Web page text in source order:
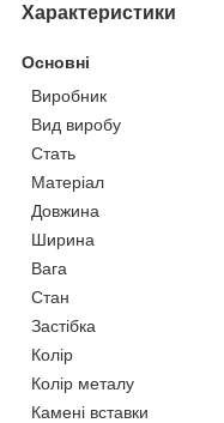
Характеристики
Основні
Виробник
Вид виробу
Стать
Матеріал
Довжина
Ширина
Вага
Стан
Застібка
Колір
Колір металу
Камені вставки